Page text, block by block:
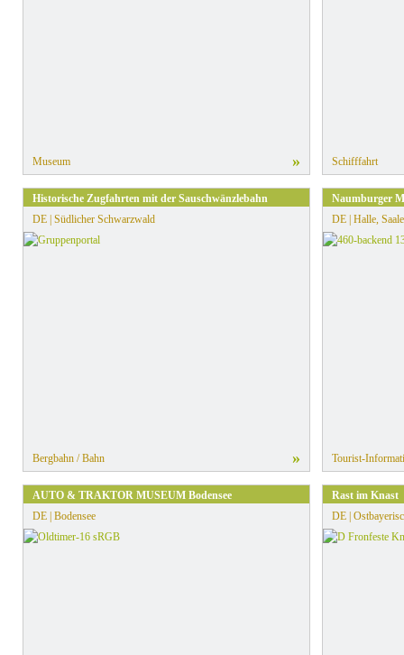
Museum » Schifffahrt
Historische Zugfahrten mit der Sauschwänzlebahn
DE | Südlicher Schwarzwald
Bergbahn / Bahn »
Naumburger
DE | Halle,
Tourist-
AUTO & TRAKTOR MUSEUM Bodensee
DE | Bodensee
Rast im Knast
DE |